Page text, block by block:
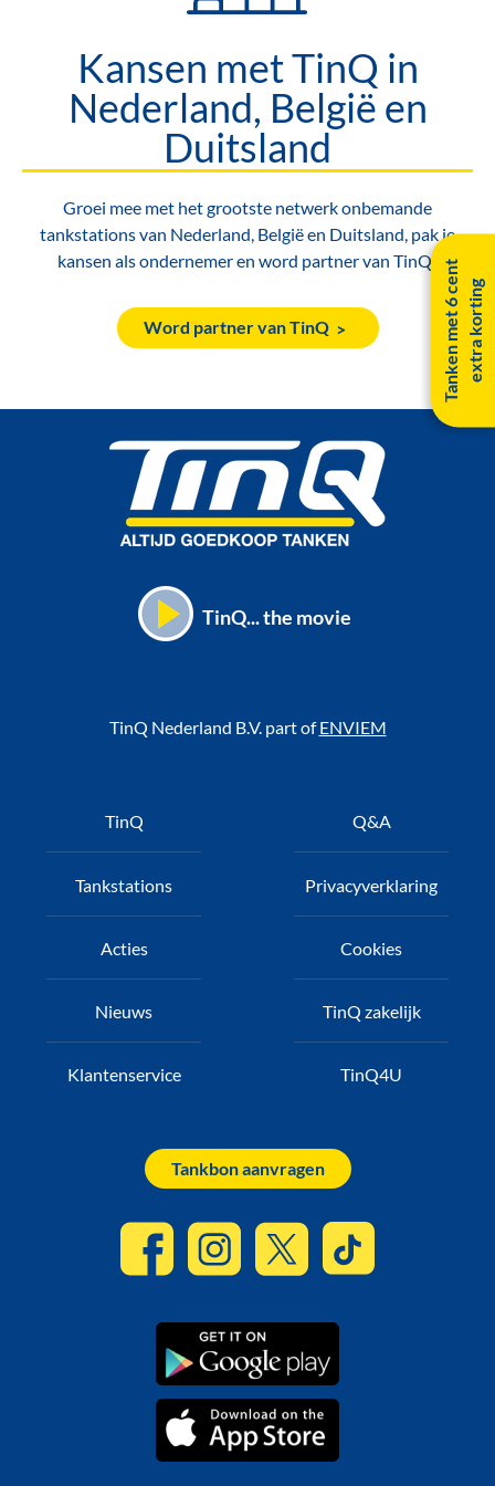
T
a
n
k
e
n
m
e
t
6
c
e
n
t
e
x
t
r
a
k
o
r
t
i
ng
Kansen met TinQ in
Nederland, België en
Duitsland
Groei mee met het grootste netwerk onbemande
tankstations van Nederland, België en Duitsland, pak je
kansen als ondernemer en word partner van TinQ!
Word partner van TinQ
TinQ... the movie
TinQ Nederland B.V. part ofENVIEM
TinQ
Tankstations
Acties
Nieuws
Klantenservice
Q&A
Privacyverklaring
Cookies
TinQ zakelijk
TinQ4U
Tankbon aanvragen